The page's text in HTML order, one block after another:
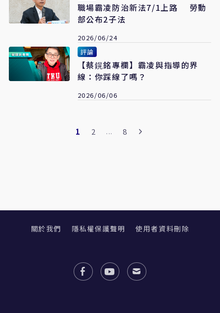
職場霸凌防治新法7/1上路 勞動
部公布2子法
2026/06/24
評論
【​​​​​​​蔡鎤銘專欄】霸凌與指導的界
線：你踩線了嗎？
2026/06/06
1 2 ... 8
關於我們 隱私權保護聲明 使用者資料刪除